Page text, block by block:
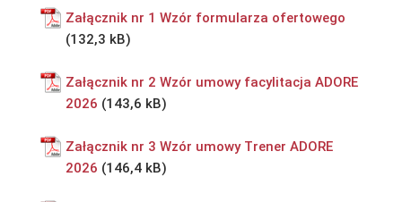
Załącznik nr 1 Wzór formularza ofertowego
Załącznik nr 2 Wzór umowy facylitacja ADORE
2026
Załącznik nr 3 Wzór umowy Trener ADORE
2026